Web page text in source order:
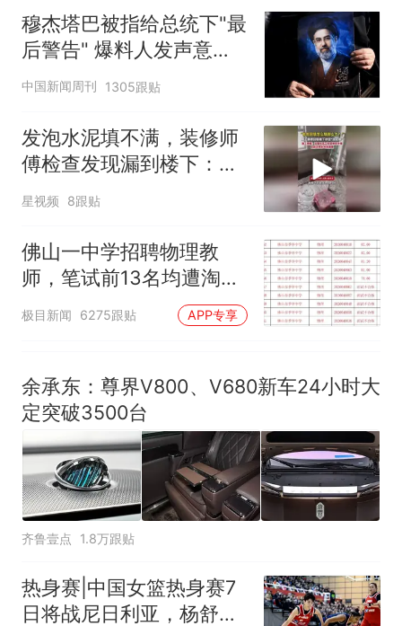
试前13名均遭淘汰？教育局：
已叫停招聘，成立调查组全面
核查
台风"白海豚"中心附近最大风
力已达15级 最新研判
热 那个在床头放菜刀的女孩，
人生
穆杰塔巴被指给总统下"最
后警告" 爆料人发声意味
深长
中国新闻周刊 1305跟贴
发泡水泥填不满，装修师
傅检查发现漏到楼下：出
风口未延伸到外墙
星视频 8跟贴
佛山一中学招聘物理教
师，笔试前13名均遭淘
汰？教育局：已叫停招
聘，成立调查组全面核查
极目新闻 6275跟贴 APP专享
余承东：尊界V800、V680新车24小时大
定突破3500台
齐鲁壹点 1.8万跟贴
热身赛|中国女篮热身赛7
日将战尼日利亚，杨舒予